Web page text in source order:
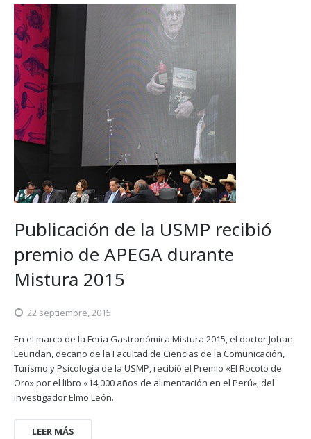
Publicación de la USMP recibió
premio de APEGA durante
Mistura 2015
22 septiembre, 2015
En el marco de la Feria Gastronómica Mistura 2015, el doctor Johan
Leuridan, decano de la Facultad de Ciencias de la Comunicación,
Turismo y Psicología de la USMP, recibió el Premio «El Rocoto de
Oro» por el libro «14,000 años de alimentación en el Perú», del
investigador Elmo León.
LEER MÁS